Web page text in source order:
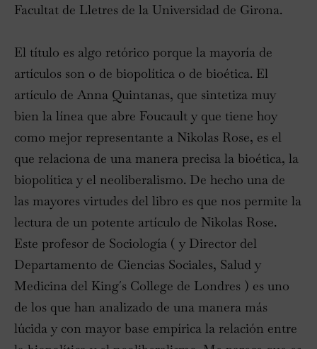
Facultat de Lletres de la Universidad de Girona.
El título es algo retórico porque la mayoría de
artículos son o de biopolítica o de bioética. El
artículo de Anna Quintanas, que sintetiza muy
bien la línea que abre Foucault y que tiene hoy
como mejor representante a Nikolas Rose, es el
que relaciona de una manera precisa la bioética, la
biopolítica y el neoliberalismo. De hecho una de
las mayores virtudes del libro es que nos permite la
lectura de un potente artículo de Nikolas Rose.
Este profesor de Sociología ( y Director del
Departamento de Ciencias Sociales, Salud y
Medicina del King´s College de Londres ) es uno
de los que han analizado de una manera más
lúcida y con mayor base empírica la relación entre